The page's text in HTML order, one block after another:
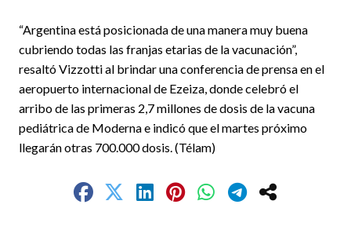
“Argentina está posicionada de una manera muy buena
cubriendo todas las franjas etarias de la vacunación”,
resaltó Vizzotti al brindar una conferencia de prensa en el
aeropuerto internacional de Ezeiza, donde celebró el
arribo de las primeras 2,7 millones de dosis de la vacuna
pediátrica de Moderna e indicó que el martes próximo
llegarán otras 700.000 dosis. (Télam)